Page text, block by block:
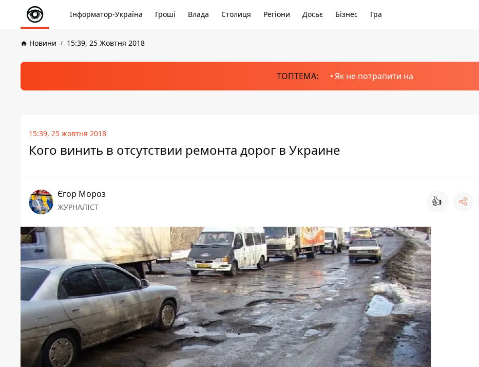
Інформатор-Україна Гроші Влада Столиця Регіони Досьє Бізнес Гра
Новини 15:39, 25 Жовтня 2018
ТОПТЕМА: Як не потрапити на
15:39, 25 жовтня 2018
Кого винить в отсутствии ремонта дорог в Украине
Єгор Мороз
ЖУРНАЛІСТ 👍